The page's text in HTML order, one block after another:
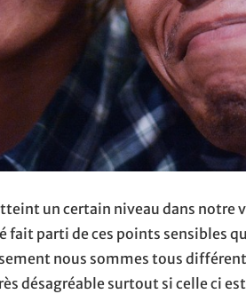
un certain niveau dans notre
fait parti de ces points sensibles
nous sommes tous
désagréable surtout si celle ci